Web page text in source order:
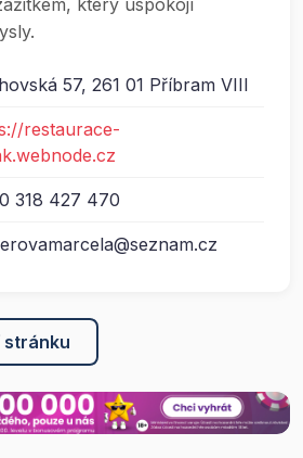
57, 261 01 Příbram VIII
restaurace-
318 427 470
stránku